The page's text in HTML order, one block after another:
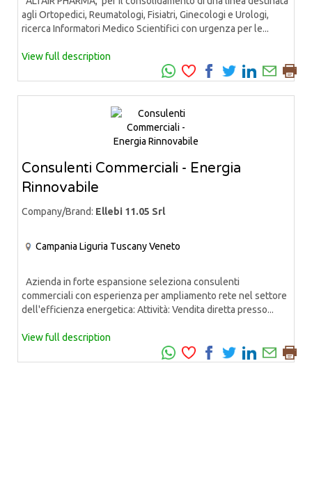
agli Ortopedici, Reumatologi, Fisiatri, Ginecologi e Urologi,
ricerca Informatori Medico Scientifici con urgenza per le...
View full description
Consulenti Commerciali - Energia
Rinnovabile
Company/Brand: Ellebi 11.05 Srl
Campania Liguria TuscanyVeneto
Azienda in forte espansione seleziona consulenti
commerciali con esperienza per ampliamento rete nel settore
dell'efficienza energetica: Attività: Vendita diretta presso...
View full description